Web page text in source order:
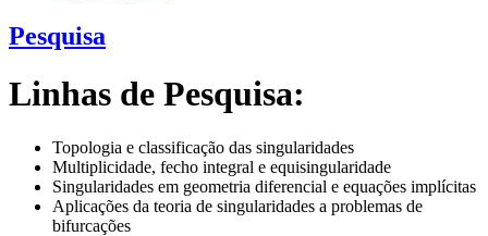
Pesquisa
Linhas de Pesquisa:
Topologia e classificação das singularidades
Multiplicidade, fecho integral e equisingularidade
Singularidades em geometria diferencial e equações implícitas
Aplicações da teoria de singularidades a problemas de
bifurcações